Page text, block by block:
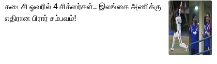
கடைசி ஓவரில் 4 சிக்ஸர்கள்.. இலங்கை அணிக்கு
எதிரான பிரார் சம்பவம்!